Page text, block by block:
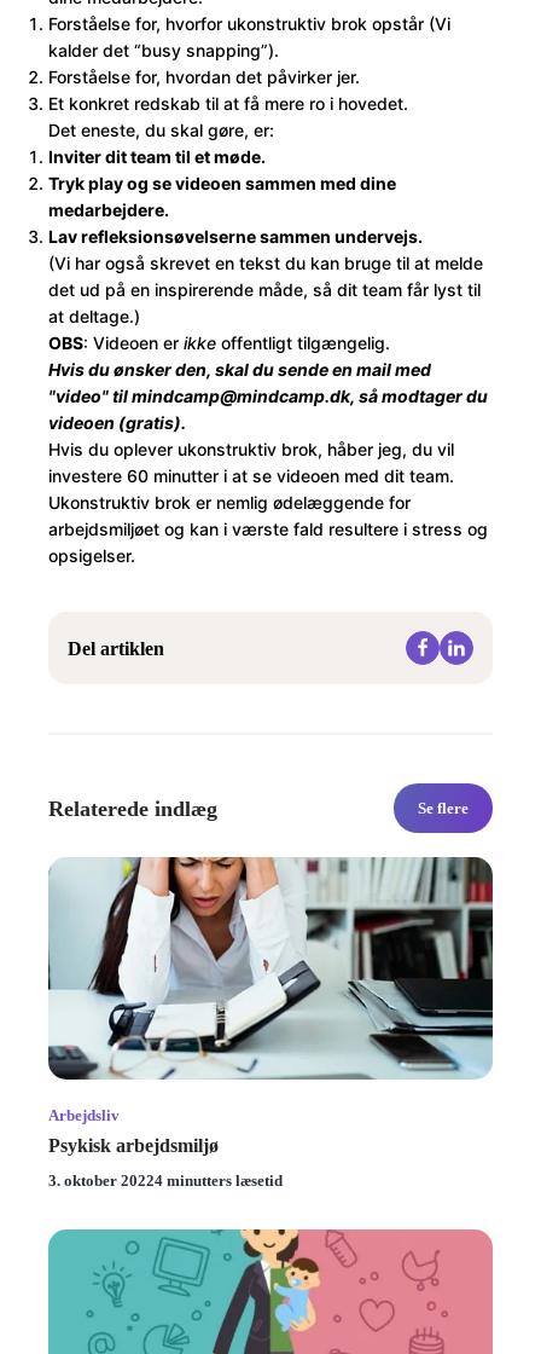
Forståelse for, hvorfor ukonstruktiv brok opstår (Vi
kalder det “busy snapping”).
Forståelse for, hvordan det påvirker jer.
Et konkret redskab til at få mere ro i hovedet.
Det eneste, du skal gøre, er:
Inviter dit team til et møde.
Tryk play og se videoen sammen med dine
medarbejdere.
Lav refleksionsøvelserne sammen undervejs.
(Vi har også skrevet en tekst du kan bruge til at melde
det ud på en inspirerende måde, så dit team får lyst til
at deltage.)
OBS: Videoen er ikke offentligt tilgængelig.
Hvis du ønsker den, skal du sende en mail med
"video" til mindcamp@mindcamp.dk, så modtager du
videoen (gratis).
Hvis du oplever ukonstruktiv brok, håber jeg, du vil
investere 60 minutter i at se videoen med dit team.
Ukonstruktiv brok er nemlig ødelæggende for
arbejdsmiljøet og kan i værste fald resultere i stress og
opsigelser.
Del artiklen
Relaterede indlæg Se flere
Arbejdsliv
Psykisk arbejdsmiljø
3. oktober 20224 minutters læsetid